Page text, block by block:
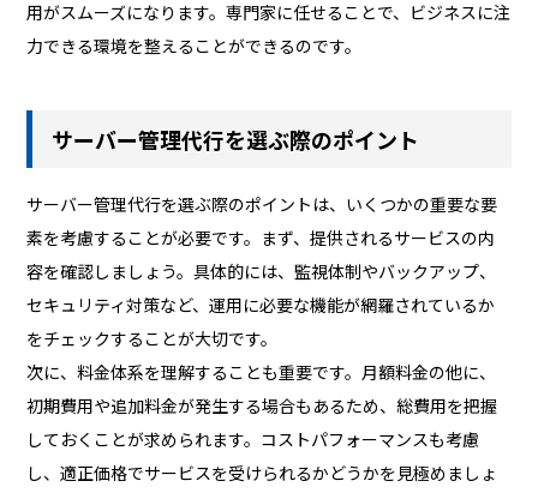
用がスムーズになります。専門家に任せることで、ビジネスに注
力できる環境を整えることができるのです。
サーバー管理代行を選ぶ際のポイント
サーバー管理代行を選ぶ際のポイントは、いくつかの重要な要
素を考慮することが必要です。まず、提供されるサービスの内
容を確認しましょう。具体的には、監視体制やバックアップ、
セキュリティ対策など、運用に必要な機能が網羅されているか
をチェックすることが大切です。
次に、料金体系を理解することも重要です。月額料金の他に、
初期費用や追加料金が発生する場合もあるため、総費用を把握
しておくことが求められます。コストパフォーマンスも考慮
し、適正価格でサービスを受けられるかどうかを見極めましょ